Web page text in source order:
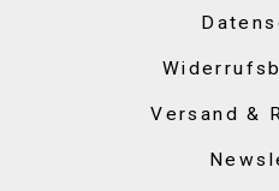
Versand &